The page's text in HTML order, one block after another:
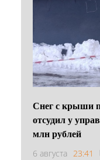
Снег с крыши
отсудил у
млн рублей
6 августа 23:41